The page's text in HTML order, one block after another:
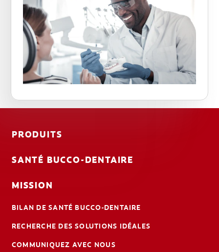
PRODUITS
SANTÉ BUCCO-DENTAIRE
MISSION
BILAN DE SANTÉ BUCCO-DENTAIRE
RECHERCHE DES SOLUTIONS IDÉALES
COMMUNIQUEZ AVEC NOUS